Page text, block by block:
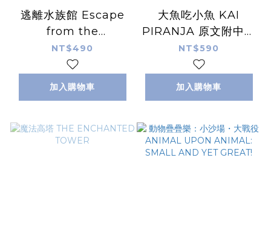
逃離水族館 Escape
from the
Aquarium
NT$490
加入購物車
大魚吃小魚 KAI
PIRANJA 原文附中文
說明書
NT$590
加入購物車